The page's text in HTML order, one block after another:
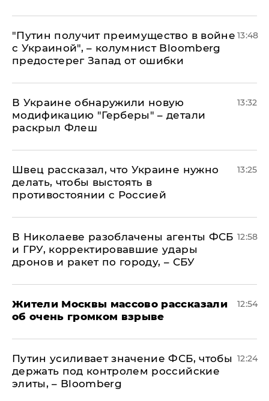
"Путин получит преимущество в войне
с Украиной", – колумнист Bloomberg
предостерег Запад от ошибки
13:48
В Украине обнаружили новую
модификацию "Герберы" – детали
раскрыл Флеш
13:32
Швец рассказал, что Украине нужно
делать, чтобы выстоять в
противостоянии с Россией
13:25
В Николаеве разоблачены агенты ФСБ
и ГРУ, корректировавшие удары
дронов и ракет по городу, – СБУ
12:58
Жители Москвы массово рассказали
об очень громком взрыве
12:54
Путин усиливает значение ФСБ, чтобы
держать под контролем российские
элиты, – Bloomberg
12:24